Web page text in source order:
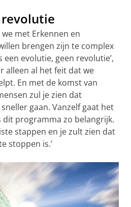
revolutie
met Erkennen en
brengen zijn te complex
een evolutie, geen revolutie’,
alleen al het feit dat we
En met de komst van
zul je zien dat
gaan. Vanzelf gaat het
programma zo belangrijk.
stappen en je zult zien dat
stoppen is.’